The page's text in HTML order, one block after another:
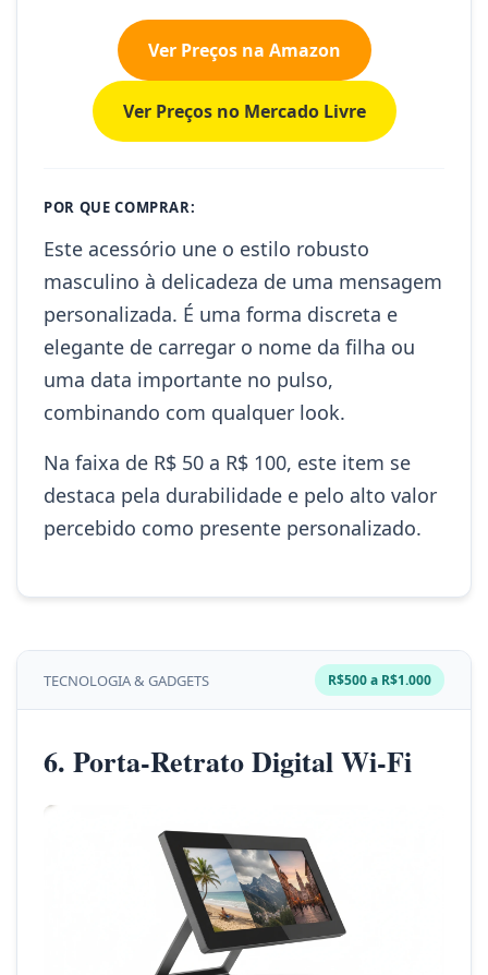
Ver Preços na Amazon
Ver Preços no Mercado Livre
POR QUE COMPRAR:
Este acessório une o estilo robusto
masculino à delicadeza de uma mensagem
personalizada. É uma forma discreta e
elegante de carregar o nome da filha ou
uma data importante no pulso,
combinando com qualquer look.
Na faixa de R$ 50 a R$ 100, este item se
destaca pela durabilidade e pelo alto valor
percebido como presente personalizado.
TECNOLOGIA & GADGETS R$500 a R$1.000
6. Porta-Retrato Digital Wi-Fi